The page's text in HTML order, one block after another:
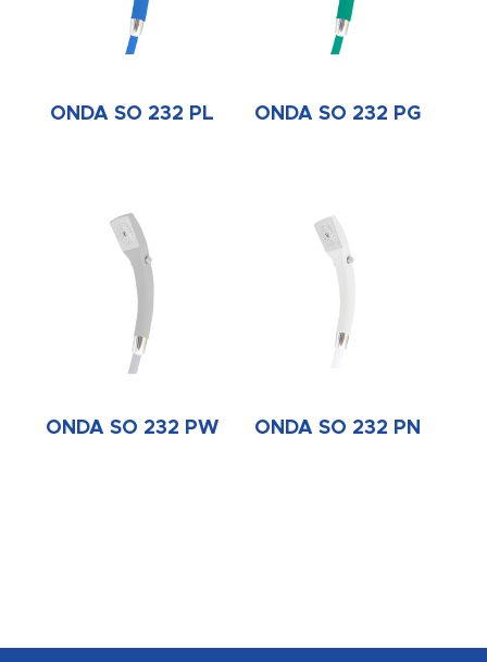
ONDA SO 232 PL ONDA SO 232 PG
ONDA SO 232 PW ONDA SO 232 PN